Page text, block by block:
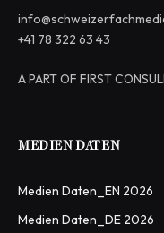
+41 78 322 63 43
A PART OF FIRST
MEDIEN DATEN
Medien Daten_EN 2026
Medien Daten_DE 2026